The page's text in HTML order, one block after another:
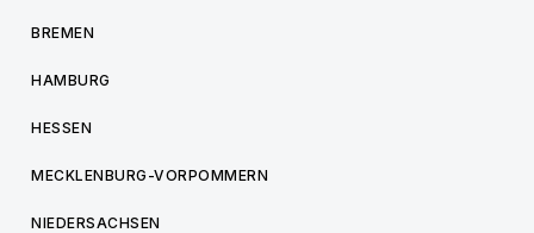
BREMEN
HAMBURG
HESSEN
MECKLENBURG-VORPOMMERN
NIEDERSACHSEN